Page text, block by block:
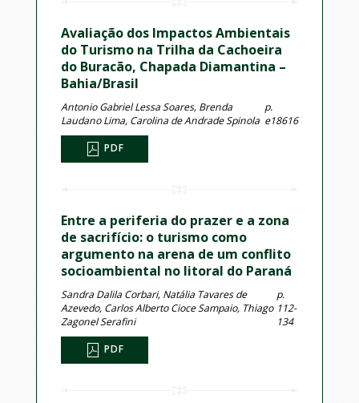
Avaliação dos Impactos Ambientais
do Turismo na Trilha da Cachoeira
do Buracão, Chapada Diamantina –
Bahia/Brasil
Antonio Gabriel Lessa Soares, Brenda
Laudano Lima, Carolina de Andrade Spinola
p.
e18616
PDF
Entre a periferia do prazer e a zona
de sacrifício: o turismo como
argumento na arena de um conflito
socioambiental no litoral do Paraná
Sandra Dalila Corbari, Natália Tavares de
Azevedo, Carlos Alberto Cioce Sampaio, Thiago
Zagonel Serafini
p.
112-
134
PDF